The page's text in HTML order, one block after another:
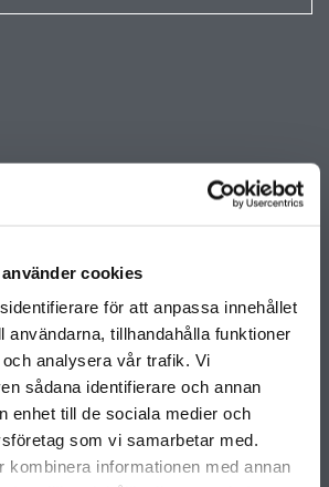
cookies
för att anpassa innehållet
användarna, tillhandahålla funktioner
analysera vår trafik. Vi
sådana identifierare och annan
enhet till de sociala medier och
som vi samarbetar med.
kombinera informationen med annan